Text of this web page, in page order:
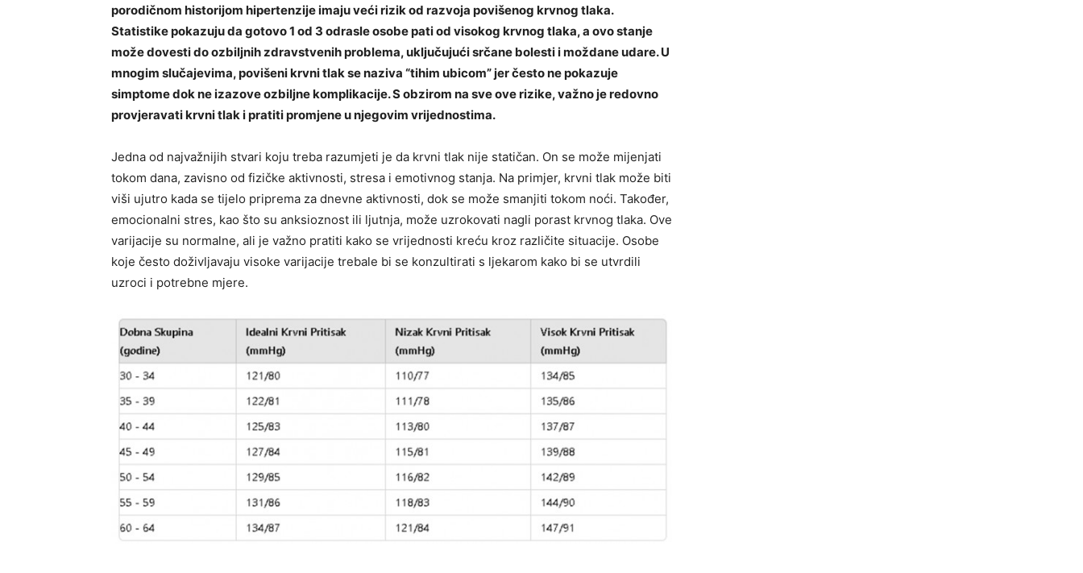
porodičnom historijom hipertenzije imaju veći rizik od razvoja povišenog krvnog tlaka.
Statistike pokazuju da gotovo 1 od 3 odrasle osobe pati od visokog krvnog tlaka, a ovo stanje
može dovesti do ozbiljnih zdravstvenih problema, uključujući srčane bolesti i moždane udare. U
mnogim slučajevima, povišeni krvni tlak se naziva “tihim ubicom” jer često ne pokazuje
simptome dok ne izazove ozbiljne komplikacije. S obzirom na sve ove rizike, važno je redovno
provjeravati krvni tlak i pratiti promjene u njegovim vrijednostima.
Jedna od najvažnijih stvari koju treba razumjeti je da krvni tlak nije statičan. On se može mijenjati
tokom dana, zavisno od fizičke aktivnosti, stresa i emotivnog stanja. Na primjer, krvni tlak može biti
viši ujutro kada se tijelo priprema za dnevne aktivnosti, dok se može smanjiti tokom noći. Također,
emocionalni stres, kao što su anksioznost ili ljutnja, može uzrokovati nagli porast krvnog tlaka. Ove
varijacije su normalne, ali je važno pratiti kako se vrijednosti kreću kroz različite situacije. Osobe
koje često doživljavaju visoke varijacije trebale bi se konzultirati s ljekarom kako bi se utvrdili
uzroci i potrebne mjere.